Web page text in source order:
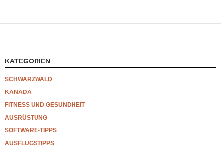
KATEGORIEN
SCHWARZWALD
KANADA
FITNESS UND GESUNDHEIT
AUSRÜSTUNG
SOFTWARE-TIPPS
AUSFLUGSTIPPS